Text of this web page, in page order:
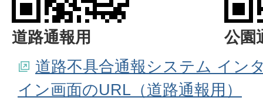
道路通報用
公園
道路不具合通報システム イン
イン画面のURL（道路通報用）